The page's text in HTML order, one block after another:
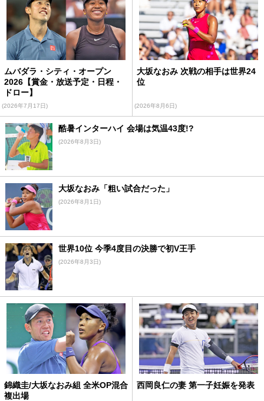
ムバダラ・シティ・オープン
2026【賞金・放送予定・日程・
ドロー】
(2026年7月17日)
大坂なおみ 次戦の相手は世界24
位
(2026年8月6日)
酷暑インターハイ 会場は気温43度!?
(2026年8月3日)
大坂なおみ「粗い試合だった」
(2026年8月1日)
世界10位 今季4度目の決勝で初V王手
(2026年8月3日)
錦織圭/大坂なおみ組 全米OP混合
複出場
西岡良仁の妻 第一子妊娠を発表